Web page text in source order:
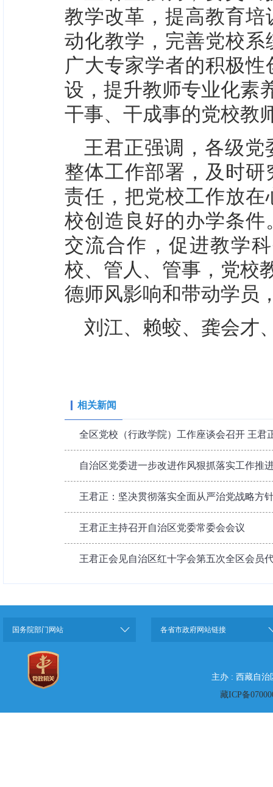
教学改革，提高教育
动化教学，完善党校
广大专家学者的积极
设，提升教师专业化素
干事、干成事的党校教
王君正强调，各级
整体工作部署，及时
责任，把党校工作放
校创造良好的办学条
交流合作，促进教学
校、管人、管事，党校
德师风影响和带动学员
刘江、赖蛟、龚会才
相关新闻
全区党校（行政学院）工作座谈会召开 王君
自治区党委进一步改进作风狠抓落实工作推
王君正：坚决贯彻落实全面从严治党战略方
王君正主持召开自治区党委常委会会议
王君正会见自治区红十字会第五次全区会员
国务院部门网站 各省市政府网站链接
主办 : 西藏自治
藏ICP备